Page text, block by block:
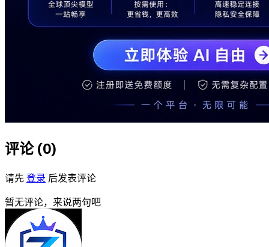
评论 (0)
请先 登录 后发表评论
暂无评论，来说两句吧